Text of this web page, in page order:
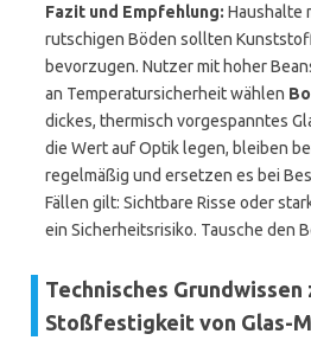
Fazit und Empfehlung: Haushalte
rutschigen Böden sollten
bevorzugen. Nutzer mit hoher
an Temperatursicherheit wählen
dickes, thermisch vorgespanntes
die Wert auf Optik legen, bleiben
regelmäßig und ersetzen es bei
Fällen gilt: Sichtbare Risse oder
ein Sicherheitsrisiko. Tausche den
Technisches Grundwissen
Stoßfestigkeit von Glas-